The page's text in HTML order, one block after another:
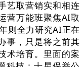
艺取营销实和相连
营万能班聚焦AI取
则全力研究AI正在
事，只是将之前其
术培育。里面的案